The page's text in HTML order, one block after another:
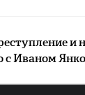
и
с Иваном